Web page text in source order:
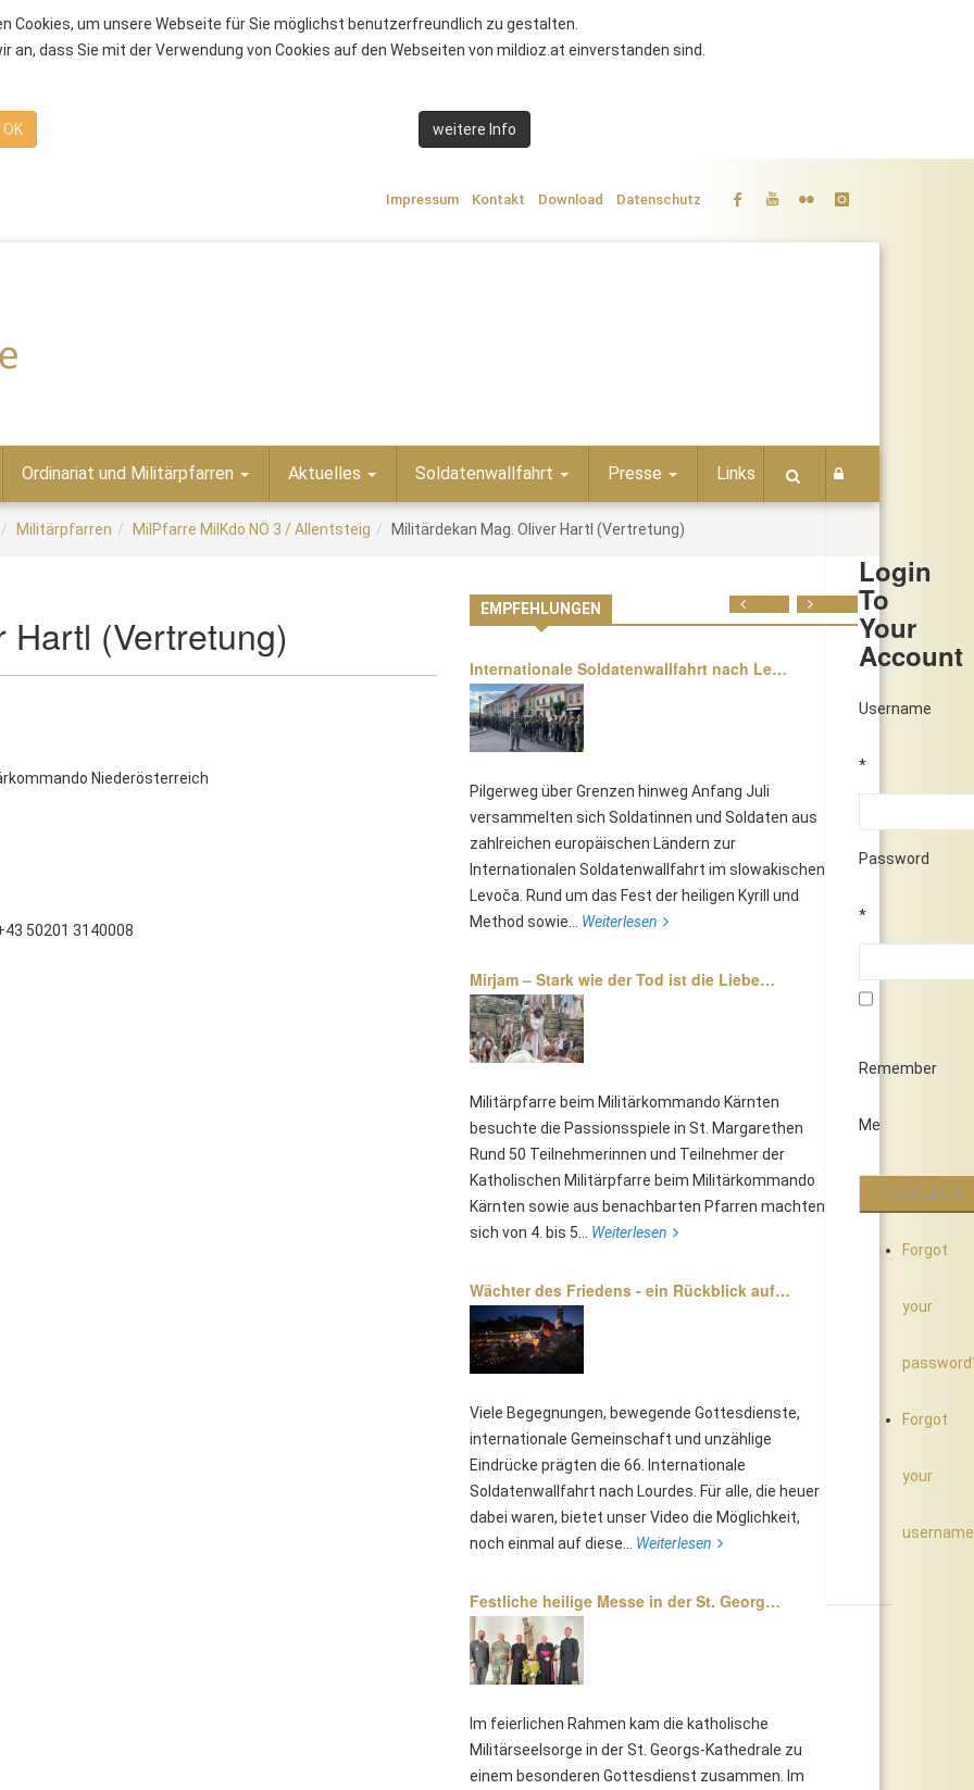
Cookies, um unsere Webseite für Sie möglichst benutzerfreundlich zu gestalten.
an, dass Sie mit der Verwendung von Cookies auf den Webseiten von mildioz.at einverstanden sind.
OK weitere Info
Impressum Kontakt Download Datenschutz
Login
To
Your
Account
Username
*
Password
*
Remember
Me
Forgot
your
Forgot
your
Ordinariat und Militärpfarren Aktuelles Soldatenwallfahrt Presse Links
Militärpfarren MilPfarre MilKdo NÖ 3 / Allentsteig Militärdekan Mag. Oliver Hartl (Vertretung)
Hartl (Vertretung)
Niederösterreich
50201 3140008
EMPFEHLUNGEN
Internationale Soldatenwallfahrt nach Le…
Pilgerweg über Grenzen hinweg Anfang Juli
versammelten sich Soldatinnen und Soldaten aus
zahlreichen europäischen Ländern zur
Internationalen Soldatenwallfahrt im slowakischen
Levoča. Rund um das Fest der heiligen Kyrill und
Method sowie... Weiterlesen
Mirjam – Stark wie der Tod ist die Liebe…
Militärpfarre beim Militärkommando Kärnten
besuchte die Passionsspiele in St. Margarethen
Rund 50 Teilnehmerinnen und Teilnehmer der
Katholischen Militärpfarre beim Militärkommando
Kärnten sowie aus benachbarten Pfarren machten
sich von 4. bis 5... Weiterlesen
Wächter des Friedens - ein Rückblick auf…
Viele Begegnungen, bewegende Gottesdienste,
internationale Gemeinschaft und unzählige
Eindrücke prägten die 66. Internationale
Soldatenwallfahrt nach Lourdes. Für alle, die heuer
dabei waren, bietet unser Video die Möglichkeit,
noch einmal auf diese... Weiterlesen
Festliche heilige Messe in der St. Georg…
Im feierlichen Rahmen kam die katholische
Militärseelsorge in der St. Georgs-Kathedrale zu
einem besonderen Gottesdienst zusammen. Im